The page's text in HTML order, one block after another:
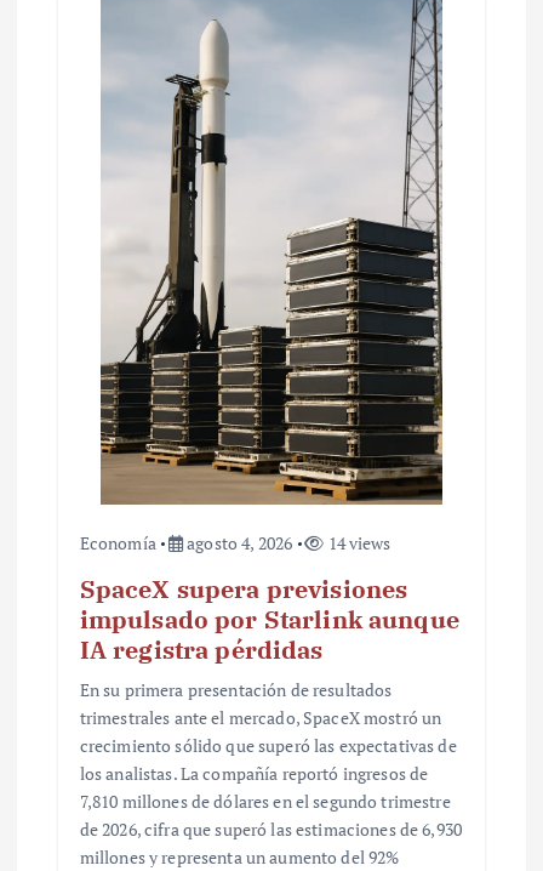
Economía agosto 4, 2026 14 views
SpaceX supera previsiones
impulsado por Starlink aunque
IA registra pérdidas
En su primera presentación de resultados
trimestrales ante el mercado, SpaceX mostró un
crecimiento sólido que superó las expectativas de
los analistas. La compañía reportó ingresos de
7,810 millones de dólares en el segundo trimestre
de 2026, cifra que superó las estimaciones de 6,930
millones y representa un aumento del 92%